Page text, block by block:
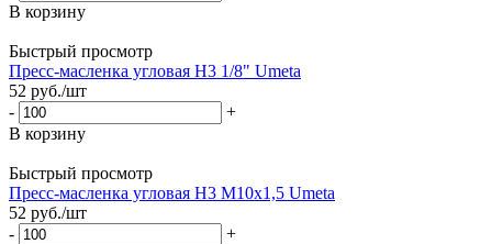
В корзину
Быстрый просмотр
Пресс-масленка угловая H3 1/8" Umeta
52 руб./шт
-
+
В корзину
Быстрый просмотр
Пресс-масленка угловая H3 M10x1,5 Umeta
52 руб./шт
-
+